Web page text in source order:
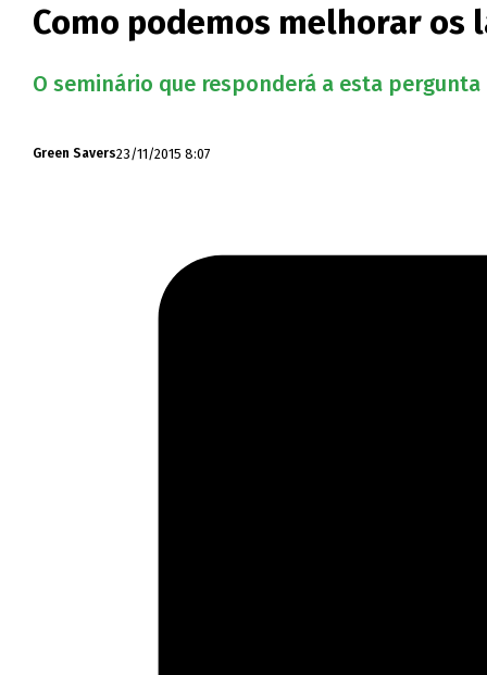
Como podemos melhorar os
O seminário que responderá a esta
Green Savers23/11/2015 8:07